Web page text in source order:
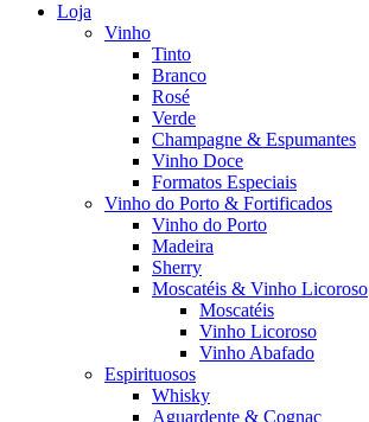
Loja
Vinho
Tinto
Branco
Rosé
Verde
Champagne & Espumantes
Vinho Doce
Formatos Especiais
Vinho do Porto & Fortificados
Vinho do Porto
Madeira
Sherry
Moscatéis & Vinho Licoroso
Moscatéis
Vinho Licoroso
Vinho Abafado
Espirituosos
Whisky
Aguardente & Cognac